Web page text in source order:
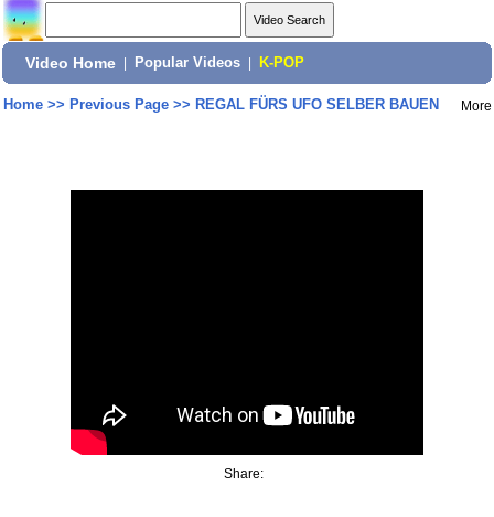
Video Home Popular Videos K-POP
Home>> Previous Page>> REGAL FÜRS UFO SELBER BAUEN More
Share: